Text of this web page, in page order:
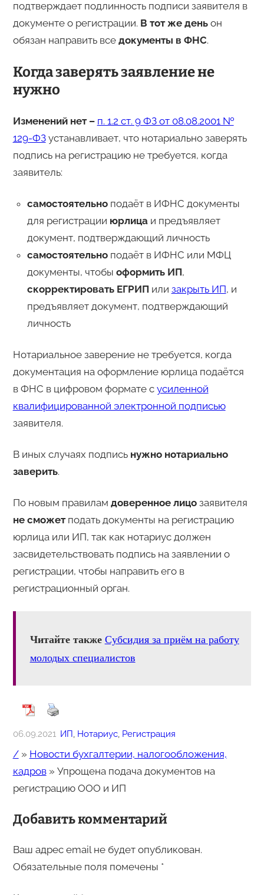
подтверждает подлинность подписи заявителя в
документе о регистрации. В тот же деньон
обязан направить все документы в ФНС.
Когда заверять заявление не
нужно
Изменений нет – п. 1.2 ст. 9 ФЗ от 08.08.2001 №
129-ФЗустанавливает, что нотариально заверять
подпись на регистрацию не требуется, когда
заявитель:
самостоятельноподаёт в ИФНС документы
для регистрации юрлицаи предъявляет
документ, подтверждающий личность
самостоятельноподаёт в ИФНС или МФЦ
документы, чтобы оформить ИП,
скорректировать ЕГРИП или закрыть ИП, и
предъявляет документ, подтверждающий
личность
Нотариальное заверение не требуется, когда
документация на оформление юрлица подаётся
в ФНС в цифровом формате с усиленной
квалифицированной электронной подписью
заявителя.
В иных случаях подпись нужно нотариально
заверить.
По новым правилам доверенное лицозаявителя
не сможетподать документы на регистрацию
юрлица или ИП, так как нотариус должен
засвидетельствовать подпись на заявлении о
регистрации, чтобы направить его в
регистрационный орган.
Читайте также Субсидия за приём на работу
молодых специалистов
06.09.2021 ИП, Нотариус, Регистрация
/» Новости бухгалтерии, налогообложения,
кадров» Упрощена подача документов на
регистрацию ООО и ИП
Добавить комментарий
Ваш адрес email не будет опубликован.
Обязательные поля помечены *